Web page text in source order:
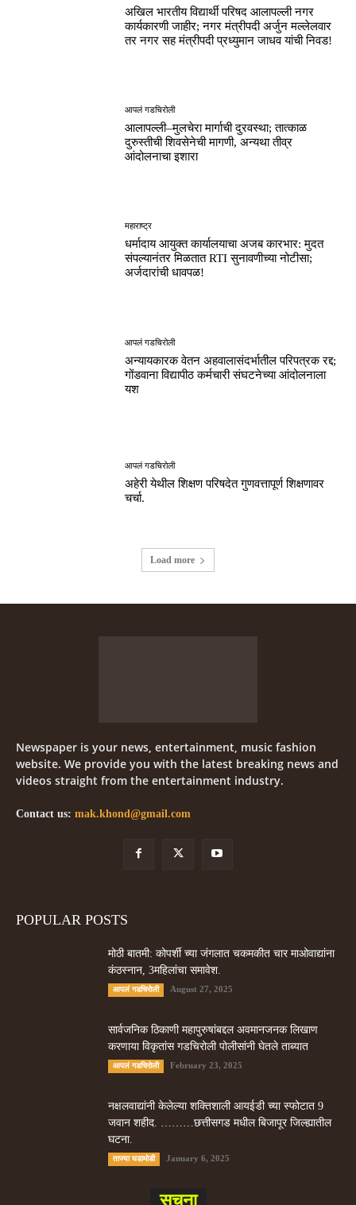
अखिल भारतीय विद्यार्थी परिषद आलापल्ली नगर
कार्यकारणी जाहीर; नगर मंत्रीपदी अर्जुन मल्लेलवार
तर नगर सह मंत्रीपदी प्रध्युमान जाधव यांची निवड!
आपलं गडचिरोली
आलापल्ली–मुलचेरा मार्गाची दुरवस्था; तात्काळ
दुरुस्तीची शिवसेनेची मागणी, अन्यथा तीव्र
आंदोलनाचा इशारा
महाराष्ट्र
धर्मादाय आयुक्त कार्यालयाचा अजब कारभार: मुदत
संपल्यानंतर मिळतात RTI सुनावणीच्या नोटीसा;
अर्जदारांची धावपळ!
आपलं गडचिरोली
अन्यायकारक वेतन अहवालासंदर्भातील परिपत्रक रद्द;
गोंडवाना विद्यापीठ कर्मचारी संघटनेच्या आंदोलनाला
यश
आपलं गडचिरोली
अहेरी येथील शिक्षण परिषदेत गुणवत्तापूर्ण शिक्षणावर
चर्चा.
Load more
Newspaper is your news, entertainment, music fashion
website. We provide you with the latest breaking news and
videos straight from the entertainment industry.
Contact us: mak.khond@gmail.com
POPULAR POSTS
मोठी बातमी: कोपर्शी च्या जंगलात चकमकीत चार माओवाद्यांना
कंठस्नान, 3महिलांचा समावेश.
आपलं गडचिरोली August 27, 2025
सार्वजनिक ठिकाणी महापुरुषांबद्दल अवमानजनक लिखाण
करणा­या विकृतांस गडचिरोली पोलीसांनी घेतले ताब्यात
आपलं गडचिरोली February 23, 2025
नक्षलवाद्यांनी केलेल्या शक्तिशाली आयईडी च्या स्फोटात 9
जवान शहीद. ………छत्तीसगड मधील बिजापूर जिल्ह्यातील
घटना.
ताज्या घडामोडी January 6, 2025
सूचना